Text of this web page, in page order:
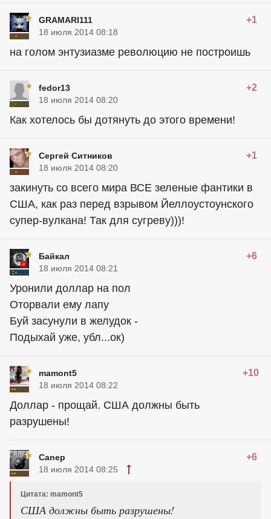
GRAMARI111 +1
18 июля 2014 08:18
на голом энтузиазме революцию не построишь
fedor13 +2
18 июля 2014 08:20
Как хотелось бы дотянуть до этого времени!
Сергей Ситников +1
18 июля 2014 08:20
закинуть со всего мира ВСЕ зеленые фантики в
США, как раз перед взрывом Йеллоустоунского
супер-вулкана! Так для сугреву)))!
Байкал +6
18 июля 2014 08:21
Уронили доллар на пол
Оторвали ему лапу
Буй засунули в желудок -
Подыхай уже, убл...ок)
mamont5 +10
18 июля 2014 08:22
Доллар - прощай. США должны быть
разрушены!
Canep +6
18 июля 2014 08:25
Цитата: mamont5
США должны быть разрушены!